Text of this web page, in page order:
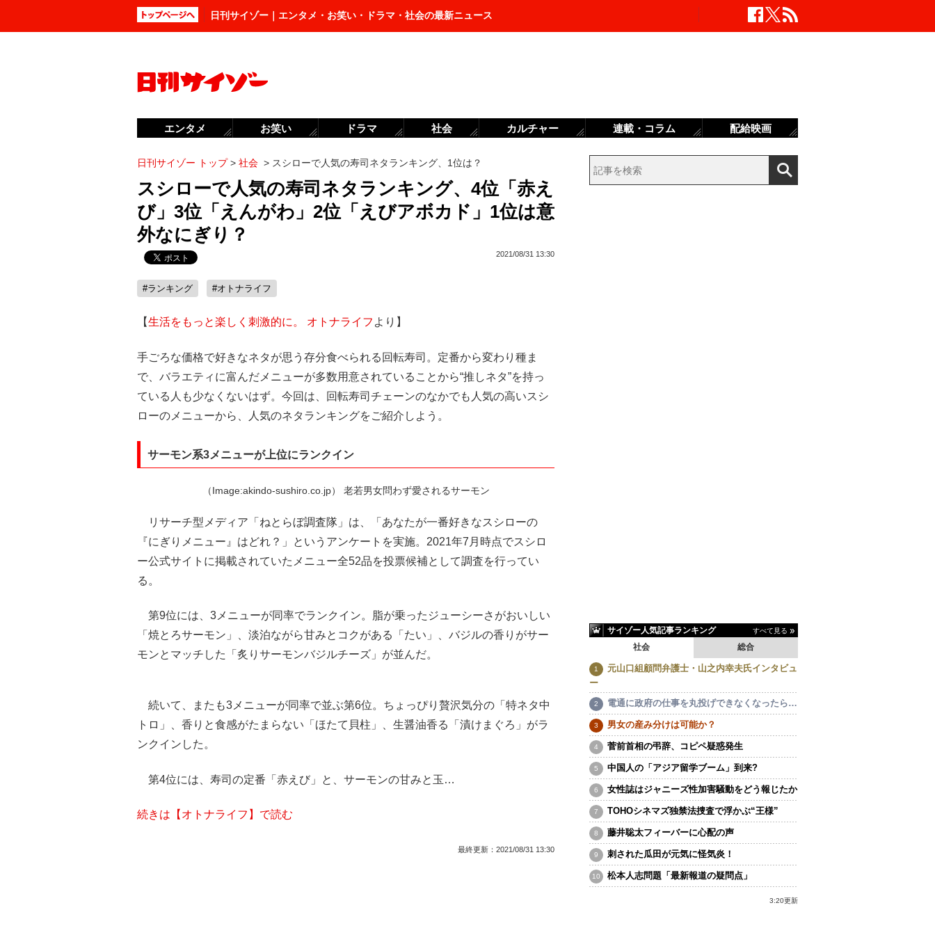
日刊サイゾー｜エンタメ・お笑い・ドラマ・社会の最新ニュース
日刊サイゾー トップ> 社会 > スシローで人気の寿司ネタランキング、1位は？
スシローで人気の寿司ネタランキング、4位「赤え
び」3位「えんがわ」2位「えびアボカド」1位は意
外なにぎり？
2021/08/31 13:30
#ランキング #オトナライフ
【生活をもっと楽しく刺激的に。 オトナライフ より】
手ごろな価格で好きなネタが思う存分食べられる回転寿司。定番から変わり種ま
で、バラエティに富んだメニューが多数用意されていることから“推しネタ”を持っ
ている人も少なくないはず。今回は、回転寿司チェーンのなかでも人気の高いスシ
ローのメニューから、人気のネタランキングをご紹介しよう。
サーモン系3メニューが上位にランクイン
（Image:akindo-sushiro.co.jp） 老若男女問わず愛されるサーモン
リサーチ型メディア「ねとらぼ調査隊」は、「あなたが一番好きなスシローの
『にぎりメニュー』はどれ？」というアンケートを実施。2021年7月時点でスシロ
ー公式サイトに掲載されていたメニュー全52品を投票候補として調査を行ってい
る。
第9位には、3メニューが同率でランクイン。脂が乗ったジューシーさがおいしい
「焼とろサーモン」、淡泊ながら甘みとコクがある「たい」、バジルの香りがサー
モンとマッチした「炙りサーモンバジルチーズ」が並んだ。
続いて、またも3メニューが同率で並ぶ第6位。ちょっぴり贅沢気分の「特ネタ中
トロ」、香りと食感がたまらない「ほたて貝柱」、生醤油香る「漬けまぐろ」がラ
ンクインした。
第4位には、寿司の定番「赤えび」と、サーモンの甘みと玉…
続きは【オトナライフ】で読む
最終更新： 2021/08/31 13:30
サイゾー人気記事ランキング すべて見る
社会 総合
元山口組顧問弁護士・山之内幸夫氏インタビュ
ー
電通に政府の仕事を丸投げできなくなったら…
男女の産み分けは可能か？
菅前首相の弔辞、コピペ疑惑発生
中国人の「アジア留学ブーム」到来?
女性誌はジャニーズ性加害騒動をどう報じたか
TOHOシネマズ独禁法捜査で浮かぶ“王様”
藤井聡太フィーバーに心配の声
刺された瓜田が元気に怪気炎！
松本人志問題「最新報道の疑問点」
3:20更新
エンタメ お笑い ドラマ 社会 カルチャー 連載・コラム 配給映画